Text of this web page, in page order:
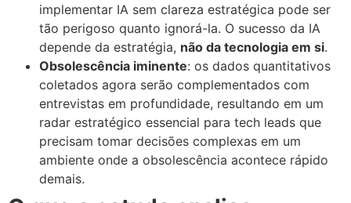
implementar IA sem clareza estratégica pode ser
tão perigoso quanto ignorá-la. O sucesso da IA
depende da estratégia, não da tecnologia em si.
Obsolescência iminente: os dados quantitativos
coletados agora serão complementados com
entrevistas em profundidade, resultando em um
radar estratégico essencial para tech leads que
precisam tomar decisões complexas em um
ambiente onde a obsolescência acontece rápido
demais.